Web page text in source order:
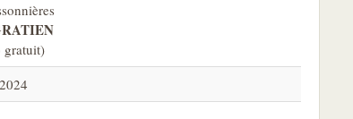
gratuit)
2024